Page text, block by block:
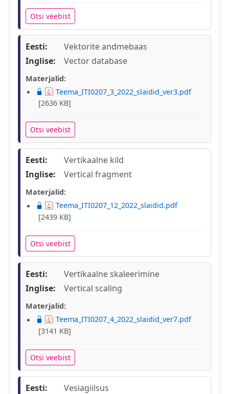
Otsi veebist
Eesti:
Vektorite andmebaas
Inglise:
Vector database
Materjalid:
Teema_ITI0207_3_2022_slaidid_ver3.pdf
[2636 KB]
Otsi veebist
Eesti:
Vertikaalne kild
Inglise:
Vertical fragment
Materjalid:
Teema_ITI0207_12_2022_slaidid.pdf
[2439 KB]
Otsi veebist
Eesti:
Vertikaalne skaleerimine
Inglise:
Vertical scaling
Materjalid:
Teema_ITI0207_4_2022_slaidid_ver7.pdf
[3141 KB]
Otsi veebist
Eesti:
Vesiagiilsus